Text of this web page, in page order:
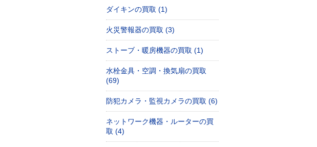
ダイキンの買取 (1)
火災警報器の買取 (3)
ストーブ・暖房機器の買取 (1)
水栓金具・空調・換気扇の買取
(69)
防犯カメラ・監視カメラの買取 (6)
ネットワーク機器・ルーターの買
取 (4)